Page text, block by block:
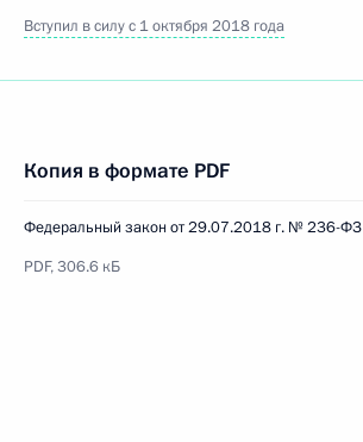
Вступил в силу с 1 октября 2018 года
Копия в формате PDF
Федеральный закон от 29.07.2018 г. № 236-ФЗ
PDF, 306.6 кБ